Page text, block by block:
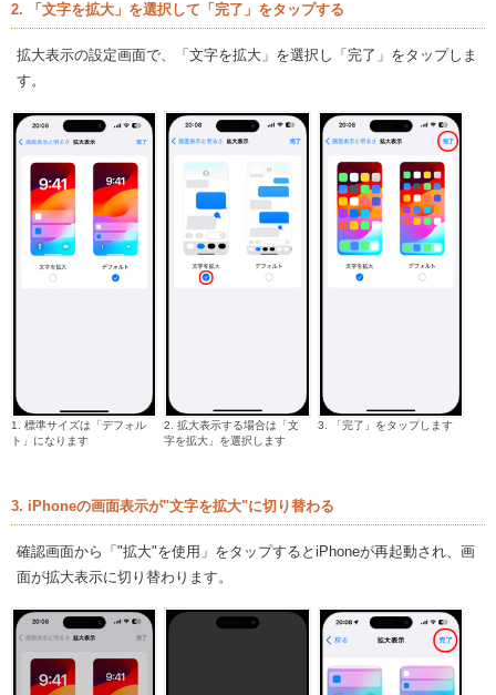
2. 「文字を拡大」を選択して「完了」をタップする
拡大表示の設定画面で、「文字を拡大」を選択し「完了」をタップしま
す。
1. 標準サイズは「デフォル
ト」になります
2. 拡大表示する場合は「文
字を拡大」を選択します
3. 「完了」をタップします
3. iPhoneの画面表示が"文字を拡大"に切り替わる
確認画面から「"拡大"を使用」をタップするとiPhoneが再起動され、画
面が拡大表示に切り替わります。